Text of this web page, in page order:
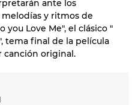
ante los
y ritmos de
you Love Me", el clásico "
tema final de la película
canción original.